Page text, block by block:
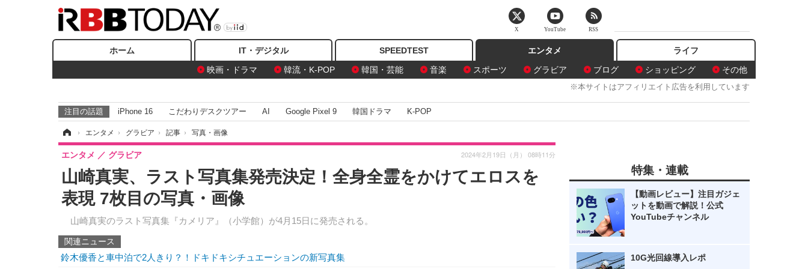
ホーム IT・デジタル SPEEDTEST
エンタメ
映画・ドラマ
韓流・K-POP 韓国・芸能 音楽 スポーツ グラビア ブログ ショッピング その他
ライフ
※本サイトはアフィリエイト広告を利用しています
注目の話題 iPhone 16 こだわりデスクツアー AI Google Pixel 9 韓国ドラマ K-POP
› エンタメ › グラビア › 記事 › 写真・画像
山崎真実、ラスト写真集発売決定！全身全霊をかけてエロスを
表現 7枚目の写真・画像
山崎真実のラスト写真集『カメリア』（小学館）が4月15日に発売される。
エンタメ グラビア 2024年2月19日（月） 08時11分
関連ニュース
鈴木優香と車中泊で2人きり？！ドキドキシチュエーションの新写真集
特集・連載
【動画レビュー】注目ガジェ
ットを動画で解説！公式
YouTubeチャンネル
10G光回線導入レポ
X YouTube RSS